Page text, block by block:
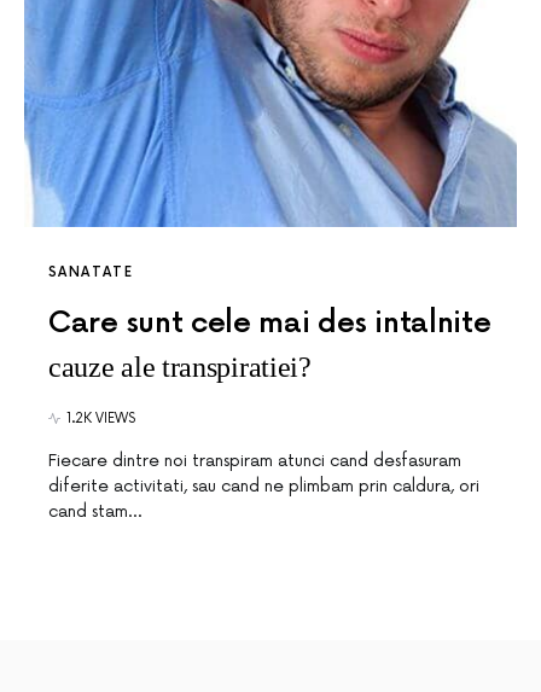
SANATATE
Care sunt cele mai des intalnite
cauze ale transpiratiei?
1.2K VIEWS
Fiecare dintre noi transpiram atunci cand desfasuram
diferite activitati, sau cand ne plimbam prin caldura, ori
cand stam…